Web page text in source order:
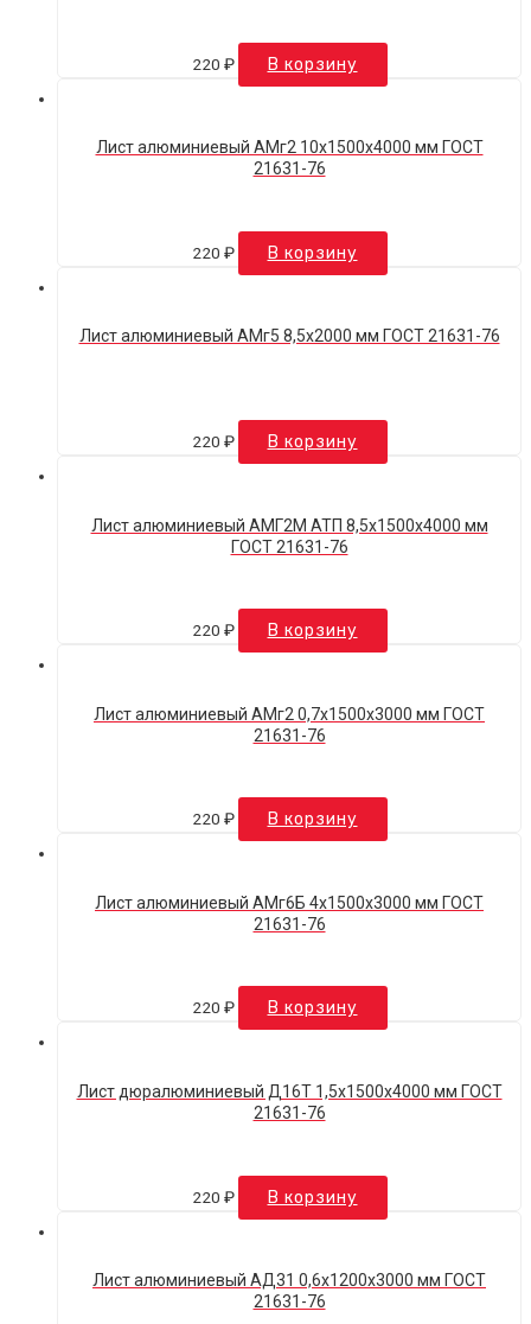
220 ₽ В корзину
Лист алюминиевый АМг2 10х1500х4000 мм ГОСТ
21631-76
220 ₽ В корзину
Лист алюминиевый АМг5 8,5х2000 мм ГОСТ 21631-76
220 ₽ В корзину
Лист алюминиевый АМГ2М АТП 8,5х1500х4000 мм
ГОСТ 21631-76
220 ₽ В корзину
Лист алюминиевый АМг2 0,7х1500х3000 мм ГОСТ
21631-76
220 ₽ В корзину
Лист алюминиевый АМг6Б 4х1500х3000 мм ГОСТ
21631-76
220 ₽ В корзину
Лист дюралюминиевый Д16Т 1,5х1500х4000 мм ГОСТ
21631-76
220 ₽ В корзину
Лист алюминиевый АД31 0,6х1200х3000 мм ГОСТ
21631-76